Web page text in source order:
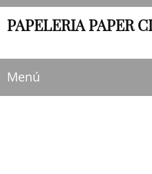
PAPELERIA PAPER
Menú